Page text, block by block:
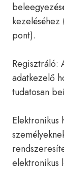
pont).
Regisztráló:
adatkezelő
tudatosan
elektronikus